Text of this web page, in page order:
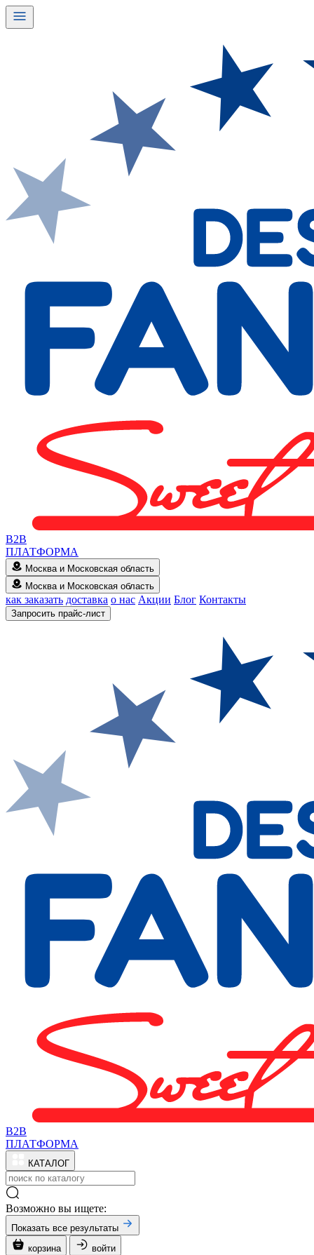
B2B
ПЛАТФОРМА
Москва и Московская область
Москва и Московская область
как заказать доставка о нас Акции Блог Контакты
Запросить прайс-лист
B2B
ПЛАТФОРМА
КАТАЛОГ
Возможно вы ищете:
Показать все результаты
корзина
войти